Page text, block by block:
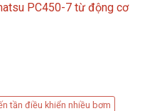
PC450-7 từ động cơ
tần điều khiển nhiều bơm